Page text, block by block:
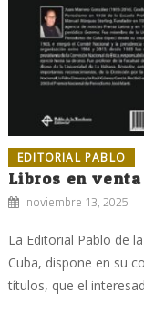
EDITORIAL PABLO
Libros en
noviembre 13, 2025
La Editorial Pablo de
Cuba, dispone en su
títulos, que el